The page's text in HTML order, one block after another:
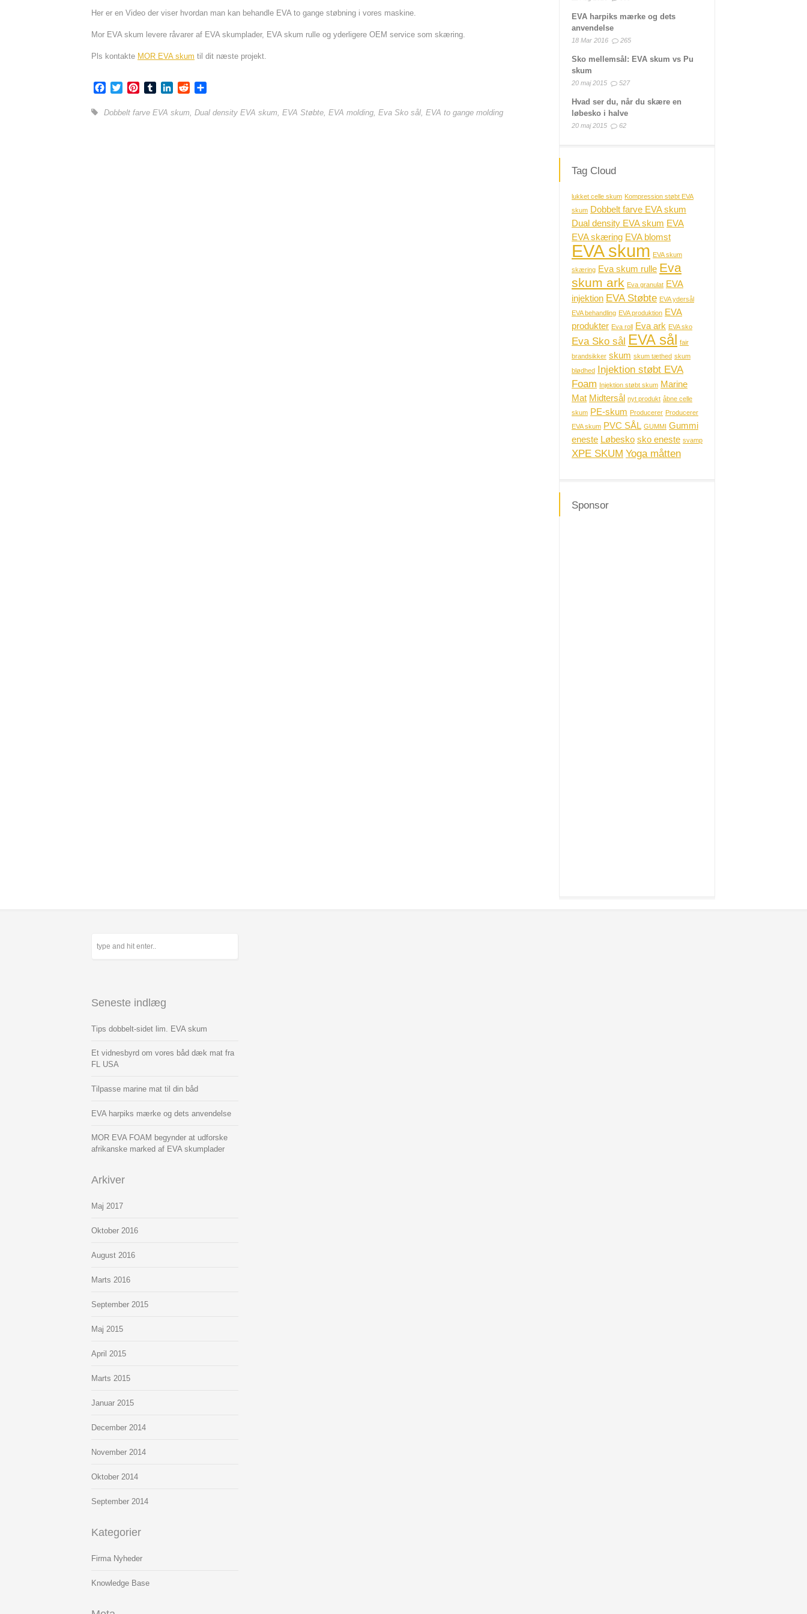
Her er en Video der viser hvordan man kan behandle EVA to gange støbning i vores maskine.
Mor EVA skum levere råvarer af EVA skumplader, EVA skum rulle og yderligere OEM service som skæring.
Pls kontakte MOR EVA skum til dit næste projekt.
Facebook
TwitterPinterestTumblrLinkedInReddit
Dobbelt farve EVA skum, Dual density EVA skum, EVA Støbte, EVA molding, Eva Sko sål, EVA to gange molding
EVA harpiks mærke og dets
anvendelse
18 Mar 2016 265
Sko mellemsål: EVA skum vs Pu
skum
20 maj 2015 527
Hvad ser du, når du skære en
løbesko i halve
20 maj 2015 62
Tag Cloud
lukket celle skum Kompression støbt EVA
skum Dobbelt farve EVA skum
Dual density EVA skum EVA
EVA skæring EVA blomst
EVA skum EVA skum
skæring Eva skum rulle Eva
skum ark Eva granulat EVA
injektion EVA Støbte EVA ydersål
EVA behandling EVA produktion EVA
produkter Eva roll Eva ark EVA sko
Eva Sko sål EVA sål fair
brandsikker skum skum tæthed skum
blødhed Injektion støbt EVA
Foam Injektion støbt skum Marine
Mat Midtersål nyt produkt åbne celle
skum PE-skum Producerer Producerer
EVA skum PVC SÅL GUMMI Gummi
eneste Løbesko sko eneste svamp
XPE SKUM Yoga måtten
Sponsor
Seneste indlæg
Tips dobbelt-sidet lim. EVA skum
Et vidnesbyrd om vores båd dæk mat fra
FL USA
Tilpasse marine mat til din båd
EVA harpiks mærke og dets anvendelse
MOR EVA FOAM begynder at udforske
afrikanske marked af EVA skumplader
Arkiver
Maj 2017
Oktober 2016
August 2016
Marts 2016
September 2015
Maj 2015
April 2015
Marts 2015
Januar 2015
December 2014
November 2014
Oktober 2014
September 2014
Kategorier
Firma Nyheder
Knowledge Base